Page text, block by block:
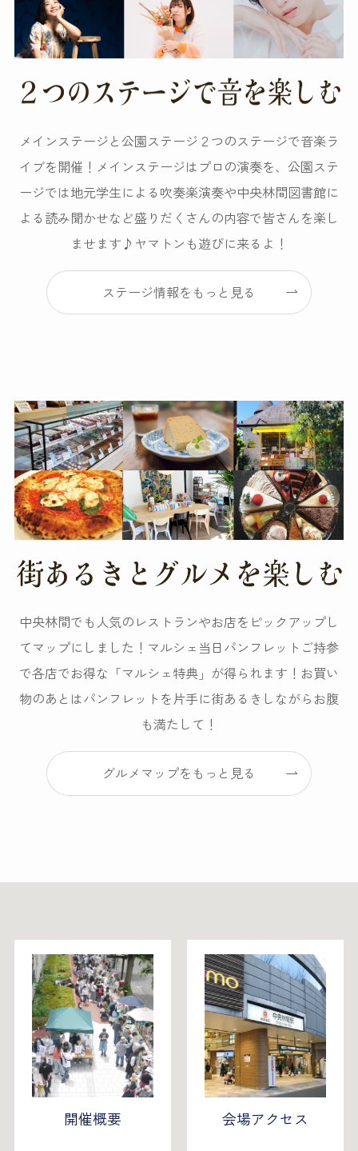
メインステージと公園ステージ２つのステージで音楽ラ
イブを開催！メインステージはプロの演奏を、公園ステ
ージでは地元学生による吹奏楽演奏や中央林間図書館に
よる読み聞かせなど盛りだくさんの内容で皆さんを楽し
ませます♪ヤマトンも遊びに来るよ！
ステージ情報をもっと見る
中央林間でも人気のレストランやお店をピックアップし
てマップにしました！マルシェ当日パンフレットご持参
で各店でお得な「マルシェ特典」が得られます！お買い
物のあとはパンフレットを片手に街あるきしながらお腹
も満たして！
グルメマップをもっと見る
開催概要 会場アクセス